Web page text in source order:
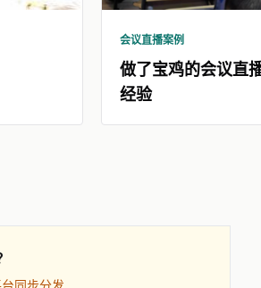
会议直播案例
做了宝鸡的会议直
经验